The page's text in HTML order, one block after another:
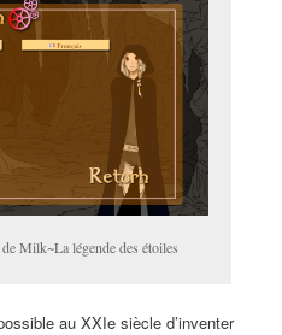
Milk~La légende des étoiles
au XXIe siècle d’inventer